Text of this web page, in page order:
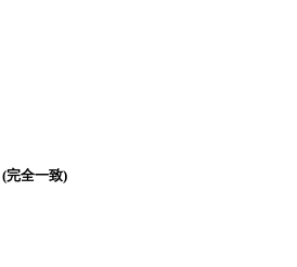
(完全一致)